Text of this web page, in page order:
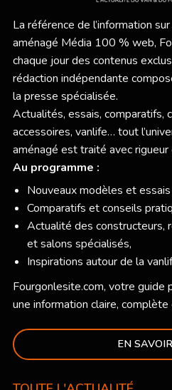
La référence de l’information
aménagé Média 100 % web,
chaque jour des contenus
rédaction indépendante
la presse spécialisée.
Actualités, essais, comparatifs,
accessoires, vanlife… tout
aménagé est traité avec
Au programme :
Nouveaux modèles et
Comparatifs et conseils
Actualité des constructeurs,
et salons spécialisés,
Inspirations autour de la
Fourgonlesite.com, votre guide
une information claire,
EN